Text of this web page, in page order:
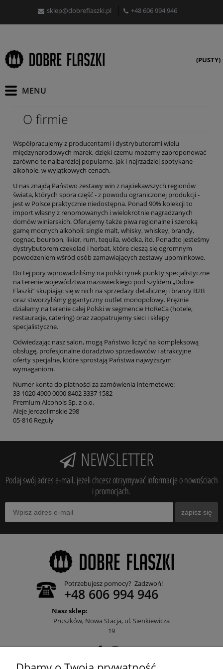
sklep@dobreflaszki.pl +48 606 994 946
(PUSTY)
O firmie
Współpracujemy z producentami i dystrybutorami wielu
międzynarodowych marek, dzięki czemu możemy zaproponować
zarówno te najbardziej popularne, jak i najrzadziej spotykane
alkohole, w wyjątkowych cenach.
U nas znajdą Państwo zestawy win z najciekawszych regionów
świata, których spora część - z powodu ograniczonej produkcji -
jest w Polsce praktycznie niedostępna. Ponad 90% kolekcji to
import własny z renomowanych i wielokrotnie nagradzanych
domów winiarskich. Oferujemy także piwa regionalne i szeroką
gamę mocnych alkoholi: single malt, whisky, whiskey, brandy,
cognac, bourbon, likier, rum, tequila, wódka, itd. Ponadto jesteśmy
dystrybutorem czekolad i herbat, które cieszą się ogromnym
powodzeniem wśród osób zamawiających zestawy upominkowe.
Do tej pory wprowadziliśmy na polski rynek punkty specjalistyczne
na terenie województwa mazowieckiego pod szyldem „Dobre
Flaszki” skupiając się w nich na sprzedaży detalicznej i branży B2B
oraz stworzyliśmy gigantyczny outlet monopolowy. Prężnie
działamy na terenie całej Polski w segmencie HoReCa (hotele,
restauracje, catering) oraz zaopatrujemy sieci i sklepy
specjalistyczne.
Odwiedzając nasz salon, mogą Państwo liczyć na kompleksową
obsługę, profesjonalne doradztwo sprzedawców i atrakcyjne
oferty specjalne, które sprostają Państwa najwyższym
wymaganiom.
Numer konta do płatności za zamówienia internetowe:
33 1020 4900 0000 8402 3337 1582
Premium Alcohols Sp. z o.o.
Aleje Jerozolimskie 298
05-816 Reguły
NEWSLETTER
Podaj swój adres e-mail, jeżeli chcesz otrzymywać informacje o nowościach
i promocjach.
zapisz się
Potrzebujesz pomocy? Zadzwoń!
+48 606 994 946
Nasz sklep:
Pruszków, Nowa Stacja, ul. Sienkiewicza
19